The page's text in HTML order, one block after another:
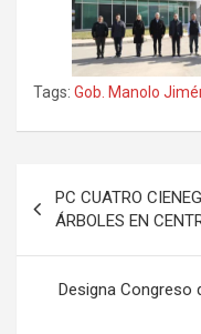
Tags: Gob. Manolo
de
entradas
PC CUATRO
ÁRBOLES EN
Designa Congreso